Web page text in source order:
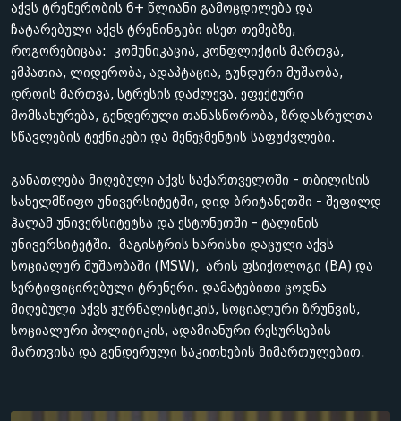
აქვს ტრენერობის 6+ წლიანი გამოცდილება და
ჩატარებული აქვს ტრენინგები ისეთ თემებზე,
როგორებიცაა: კომუნიკაცია, კონფლიქტის მართვა,
ემპათია, ლიდერობა, ადაპტაცია, გუნდური მუშაობა,
დროის მართვა, სტრესის დაძლევა, ეფექტური
მომსახურება, გენდერული თანასწორობა, ზრდასრულთა
სწავლების ტექნიკები და მენეჯმენტის საფუძვლები.
განათლება მიღებული აქვს საქართველოში - თბილისის
სახელმწიფო უნივერსიტეტში, დიდ ბრიტანეთში - შეფილდ
ჰალამ უნივერსიტეტსა და ესტონეთში - ტალინის
უნივერსიტეტში. მაგისტრის ხარისხი დაცული აქვს
სოციალურ მუშაობაში (MSW), არის ფსიქოლოგი (BA) და
სერტიფიცირებული ტრენერი. დამატებითი ცოდნა
მიღებული აქვს ჟურნალისტიკის, სოციალური ზრუნვის,
სოციალური პოლიტიკის, ადამიანური რესურსების
მართვისა და გენდერული საკითხების მიმართულებით.